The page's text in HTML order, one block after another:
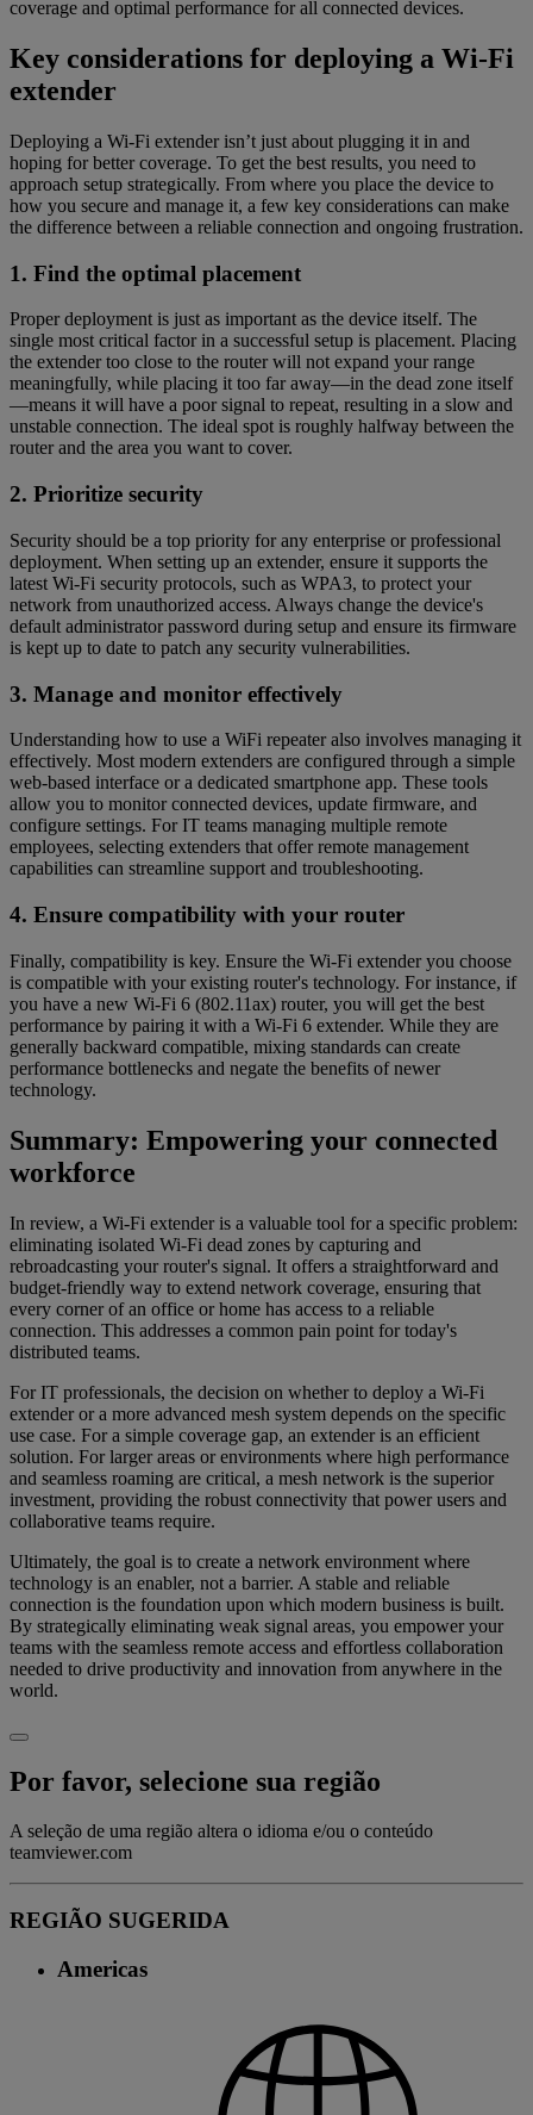
coverage and optimal performance for all connected devices.
Key considerations for deploying a Wi-Fi
extender
Deploying a Wi-Fi extender isn’t just about plugging it in and
hoping for better coverage. To get the best results, you need to
approach setup strategically. From where you place the device to
how you secure and manage it, a few key considerations can make
the difference between a reliable connection and ongoing frustration.
1. Find the optimal placement
Proper deployment is just as important as the device itself. The
single most critical factor in a successful setup is placement. Placing
the extender too close to the router will not expand your range
meaningfully, while placing it too far away—in the dead zone itself
—means it will have a poor signal to repeat, resulting in a slow and
unstable connection. The ideal spot is roughly halfway between the
router and the area you want to cover.
2. Prioritize security
Security should be a top priority for any enterprise or professional
deployment. When setting up an extender, ensure it supports the
latest Wi-Fi security protocols, such as WPA3, to protect your
network from unauthorized access. Always change the device's
default administrator password during setup and ensure its firmware
is kept up to date to patch any security vulnerabilities.
3. Manage and monitor effectively
Understanding how to use a WiFi repeater also involves managing it
effectively. Most modern extenders are configured through a simple
web-based interface or a dedicated smartphone app. These tools
allow you to monitor connected devices, update firmware, and
configure settings. For IT teams managing multiple remote
employees, selecting extenders that offer remote management
capabilities can streamline support and troubleshooting.
4. Ensure compatibility with your router
Finally, compatibility is key. Ensure the Wi-Fi extender you choose
is compatible with your existing router's technology. For instance, if
you have a new Wi-Fi 6 (802.11ax) router, you will get the best
performance by pairing it with a Wi-Fi 6 extender. While they are
generally backward compatible, mixing standards can create
performance bottlenecks and negate the benefits of newer
technology.
Summary: Empowering your connected
workforce
In review, a Wi-Fi extender is a valuable tool for a specific problem:
eliminating isolated Wi-Fi dead zones by capturing and
rebroadcasting your router's signal. It offers a straightforward and
budget-friendly way to extend network coverage, ensuring that
every corner of an office or home has access to a reliable
connection. This addresses a common pain point for today's
distributed teams.
For IT professionals, the decision on whether to deploy a Wi-Fi
extender or a more advanced mesh system depends on the specific
use case. For a simple coverage gap, an extender is an efficient
solution. For larger areas or environments where high performance
and seamless roaming are critical, a mesh network is the superior
investment, providing the robust connectivity that power users and
collaborative teams require.
Ultimately, the goal is to create a network environment where
technology is an enabler, not a barrier. A stable and reliable
connection is the foundation upon which modern business is built.
By strategically eliminating weak signal areas, you empower your
teams with the seamless remote access and effortless collaboration
needed to drive productivity and innovation from anywhere in the
world.
Por favor, selecione sua região
A seleção de uma região altera o idioma e/ou o conteúdo
teamviewer.com
REGIÃO SUGERIDA
Americas